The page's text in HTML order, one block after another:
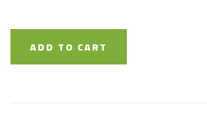
ADD TO CART